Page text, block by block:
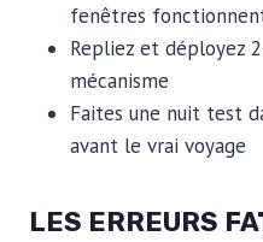
fenêtres
Repliez et déployez
mécanisme
Faites une nuit test
avant le vrai voyage
LES ERREURS